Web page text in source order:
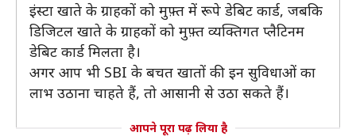
इंस्टा खाते के ग्राहकों को मुफ़्त में रूपे डेबिट कार्ड, जबकि
डिजिटल खाते के ग्राहकों को मुफ़्त व्यक्तिगत प्लैटिनम
डेबिट कार्ड मिलता है।
अगर आप भी SBI के बचत खातों की इन सुविधाओं का
लाभ उठाना चाहते हैं, तो आसानी से उठा सकते हैं।
आपने पूरा पढ़ लिया है